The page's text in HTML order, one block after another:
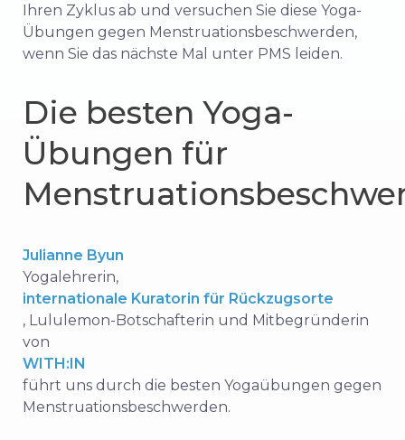
Ihren Zyklus ab und versuchen Sie diese Yoga-
Übungen gegen Menstruationsbeschwerden,
wenn Sie das nächste Mal unter PMS leiden.
Die besten Yoga-
Übungen für
Julianne Byun
Yogalehrerin,
internationale Kuratorin für Rückzugsorte
, Lululemon-Botschafterin und Mitbegründerin
von
WITH:IN
führt uns durch die besten Yogaübungen gegen
Menstruationsbeschwerden.